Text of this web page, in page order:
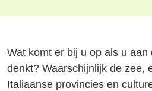
Wat komt er bij u op als u aan
denkt? Waarschijnlijk de zee,
Italiaanse provincies en